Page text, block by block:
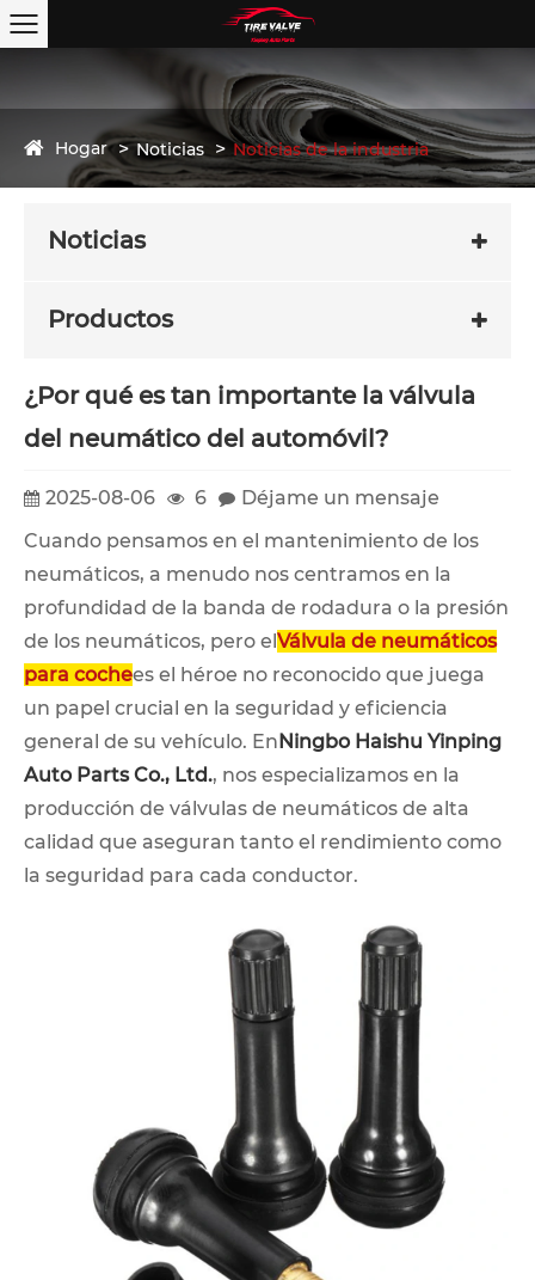
Hogar Noticias Noticias de la industria
Noticias
Productos
¿Por qué es tan importante la válvula
del neumático del automóvil?
2025-08-06 6
Déjame un mensaje
Cuando pensamos en el mantenimiento de los
neumáticos, a menudo nos centramos en la
profundidad de la banda de rodadura o la presión
de los neumáticos, pero elVálvula de neumáticos
para cochees el héroe no reconocido que juega
un papel crucial en la seguridad y eficiencia
general de su vehículo. EnNingbo Haishu Yinping
Auto Parts Co., Ltd., nos especializamos en la
producción de válvulas de neumáticos de alta
calidad que aseguran tanto el rendimiento como
la seguridad para cada conductor.